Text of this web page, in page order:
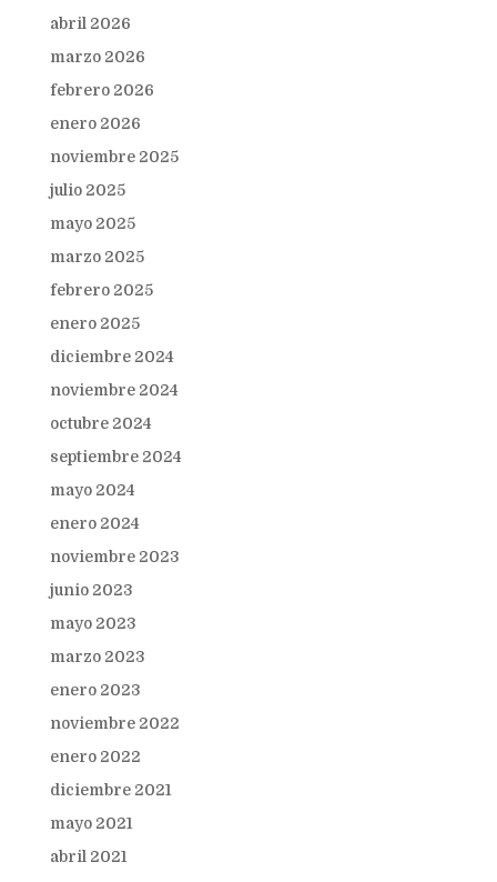
abril 2026
marzo 2026
febrero 2026
enero 2026
noviembre 2025
julio 2025
mayo 2025
marzo 2025
febrero 2025
enero 2025
diciembre 2024
noviembre 2024
octubre 2024
septiembre 2024
mayo 2024
enero 2024
noviembre 2023
junio 2023
mayo 2023
marzo 2023
enero 2023
noviembre 2022
enero 2022
diciembre 2021
mayo 2021
abril 2021